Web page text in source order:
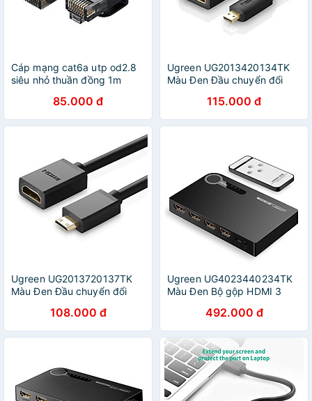
Cáp mạng cat6a utp od2.8
siêu nhỏ thuần đồng 1m
Hàng chính hãng
85.000 đ
Ugreen UG2013420134TK
Màu Đen Đầu chuyển đổi
HÀNG CHÍNH HÃNG
115.000 đ
Ugreen UG2013720137TK
Màu Đen Đầu chuyển đổi
HÀNG CHÍNH HÃNG
108.000 đ
Ugreen UG4023440234TK
Màu Đen Bộ gộp HDMI 3
HÀNG CHÍNH HÃNG
492.000 đ